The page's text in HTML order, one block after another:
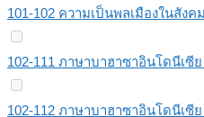
101-102 ความเป็นพลเมืองในสัง
102-111 ภาษาบาฮาซาอินโดนีเซีย
102-112 ภาษาบาฮาซาอินโดนีเซีย